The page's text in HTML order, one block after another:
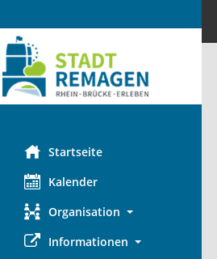
Startseite
Kalender
Organisation
Informationen